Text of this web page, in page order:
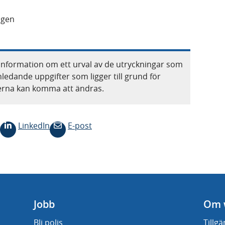
om ett urval av de utryckningar som
uppgifter som ligger till grund för
kan komma att ändras.
LinkedIn E-post
Jobb
Bli polis
Om